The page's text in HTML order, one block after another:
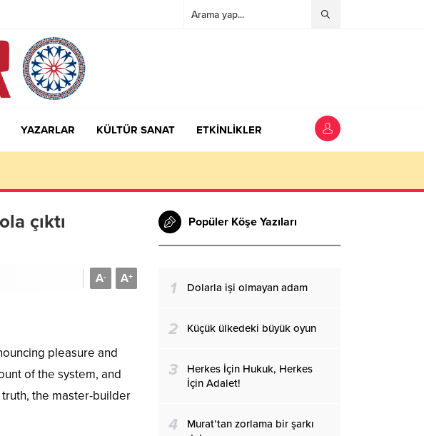
YAZARLAR KÜLTÜR SANAT ETKİNLİKLER
çıktı
A+
A-
pleasure and
of the system, and
the master-builder
Popüler Köşe Yazıları
1 Dolarla işi olmayan adam
2 Küçük ülkedeki büyük oyun
3
Herkes İçin Hukuk, Herkes
İçin Adalet!
4
Murat’tan zorlama bir şarkı